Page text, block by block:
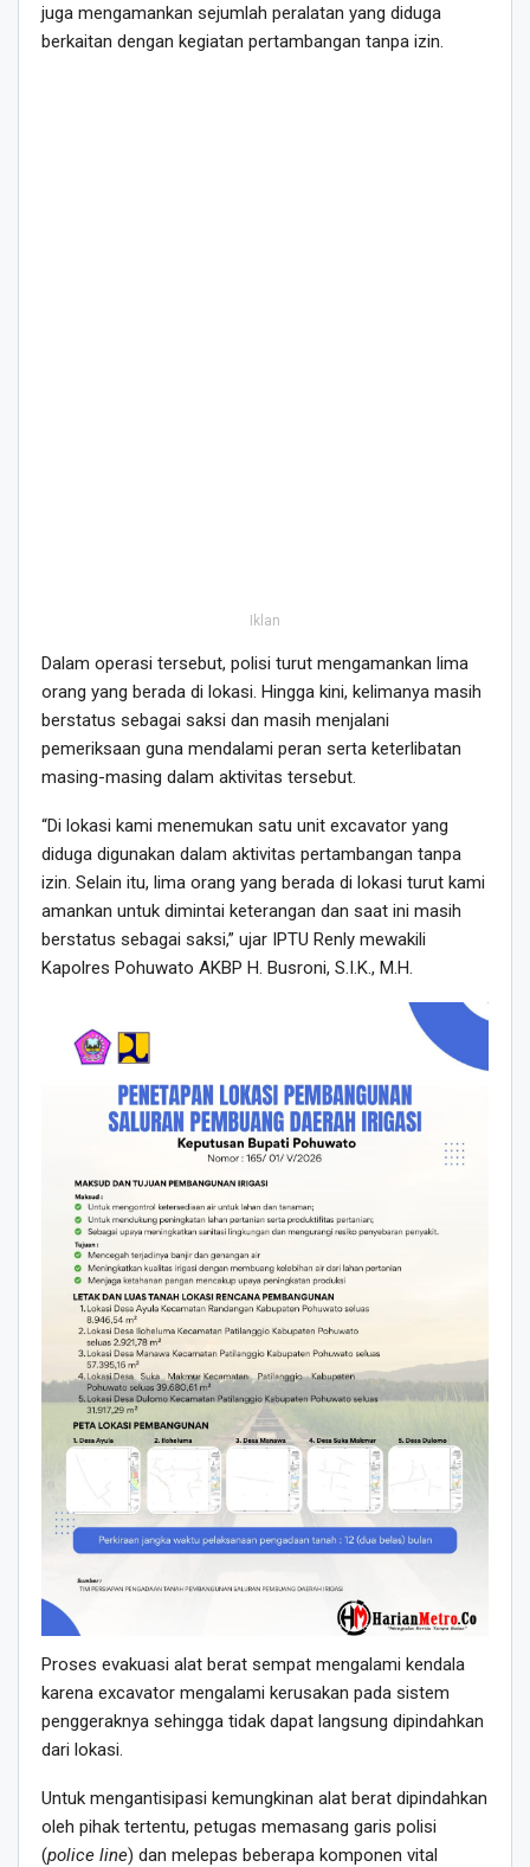
juga mengamankan sejumlah peralatan yang diduga
berkaitan dengan kegiatan pertambangan tanpa izin.
Iklan
Dalam operasi tersebut, polisi turut mengamankan lima
orang yang berada di lokasi. Hingga kini, kelimanya masih
berstatus sebagai saksi dan masih menjalani
pemeriksaan guna mendalami peran serta keterlibatan
masing-masing dalam aktivitas tersebut.
“Di lokasi kami menemukan satu unit excavator yang
diduga digunakan dalam aktivitas pertambangan tanpa
izin. Selain itu, lima orang yang berada di lokasi turut kami
amankan untuk dimintai keterangan dan saat ini masih
berstatus sebagai saksi,” ujar IPTU Renly mewakili
Kapolres Pohuwato AKBP H. Busroni, S.I.K., M.H.
Proses evakuasi alat berat sempat mengalami kendala
karena excavator mengalami kerusakan pada sistem
penggeraknya sehingga tidak dapat langsung dipindahkan
dari lokasi.
Untuk mengantisipasi kemungkinan alat berat dipindahkan
oleh pihak tertentu, petugas memasang garis polisi
(police line) dan melepas beberapa komponen vital